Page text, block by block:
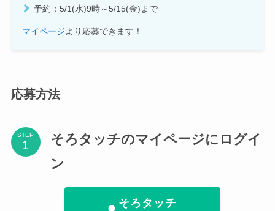
予約：5/1(水)9時～5/15(金)まで
マイページより応募できます！
応募方法
STEP
そろタッチのマイページにログイ
ン
そろタッチ